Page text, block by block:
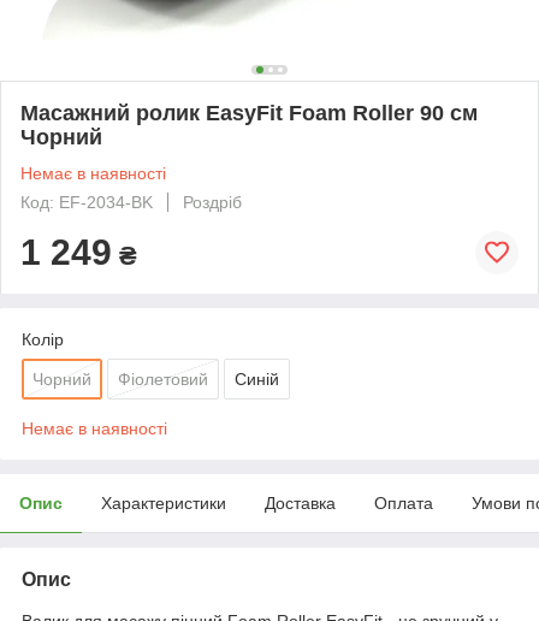
Масажний ролик EasyFit Foam Roller 90 см
Чорний
Немає в наявності
Код: EF-2034-BK
Роздріб
1 249 ₴
Колір
Чорний Фіолетовий Синій
Немає в наявності
Опис Характеристики Доставка Оплата Умови
Опис